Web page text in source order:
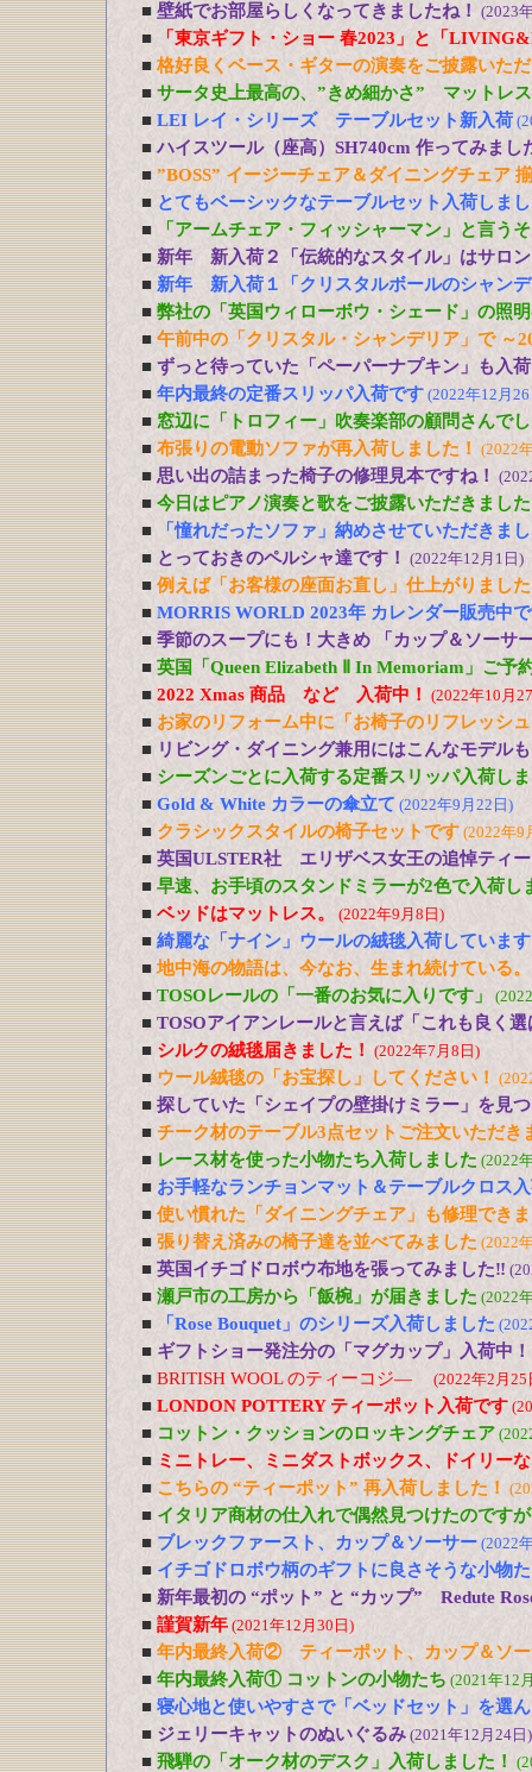
■ 壁紙でお部屋らしくなってきましたね！ (2023
■
「東京ギフト・ショー 春2023」と「
■ 格好良くベース・ギターの演奏をご披露いた
■ サータ史上最高の、”きめ細かさ” マットレ
■ LEI レイ・シリーズ テーブルセット新入荷
■ ハイスツール（座高）SH740cm 作ってみまし
■ ”BOSS” イージーチェア＆ダイニングチェア
■ とてもベーシックなテーブルセット入荷しま
■
「アームチェア・フィッシャーマン」と言う
■ 新年 新入荷２「伝統的なスタイル」はサロ
■ 新年 新入荷１「クリスタルボールのシャン
■ 弊社の「英国ウィローボウ・シェード」の照
■ 午前中の「クリスタル・シャンデリア」で ～
■ ずっと待っていた「ペーパーナプキン」も入
■ 年内最終の定番スリッパ入荷です (2022年12月
■ 窓辺に「トロフィー」吹奏楽部の顧問さんで
■ 布張りの電動ソファが再入荷しました！ (2022
■ 思い出の詰まった椅子の修理見本ですね！
■ 今日はピアノ演奏と歌をご披露いただきまし
■
「憧れだったソファ」納めさせていただきま
■ とっておきのペルシャ達です！ (2022年12月1日)
■ 例えば「お客様の座面お直し」仕上がりました
■ MORRIS WORLD 2023年 カレンダー販売中
■ 季節のスープにも！大きめ 「カップ＆ソーサ
■ 英国「Queen Elizabeth Ⅱ In Memoriam」ご予
■ 2022 Xmas 商品 など 入荷中！ (2022年10月
■ お家のリフォーム中に「お椅子のリフレッシ
■ リビング・ダイニング兼用にはこんなモデルも
■ シーズンごとに入荷する定番スリッパ入荷し
■ Gold & White カラーの傘立て (2022年9月22日)
■ クラシックスタイルの椅子セットです (2022年9
■ 英国ULSTER社 エリザベス女王の追悼ティ
■ 早速、お手頃のスタンドミラーが2色で入荷し
■ ベッドはマットレス。 (2022年9月8日)
■ 綺麗な「ナイン」ウールの絨毯入荷しています
■ 地中海の物語は、今なお、生まれ続けている
■ TOSOレールの「一番のお気に入りです」
■ TOSOアイアンレールと言えば「これも良く
■ シルクの絨毯届きました！ (2022年7月8日)
■ ウール絨毯の「お宝探し」してください！
■ 探していた「シェイプの壁掛けミラー」を見
■ チーク材のテーブル3点セットご注文いただき
■ レース材を使った小物たち入荷しました (2022
■ お手軽なランチョンマット＆テーブルクロス
■ 使い慣れた「ダイニングチェア」も修理でき
■ 張り替え済みの椅子達を並べてみました (2022
■ 英国イチゴドロボウ布地を張ってみました‼
■ 瀬戸市の工房から「飯椀」が届きました (2022
■ 「Rose Bouquet」のシリーズ入荷しました
■ ギフトショー発注分の「マグカップ」入荷中！
■ BRITISH WOOL のティーコジ― (2022年2月25
■ LONDON POTTERY ティーポット入荷です
■ コットン・クッションのロッキングチェア
■ ミニトレー、ミニダストボックス、ドイリー
■ こちらの “ティーポット” 再入荷しました！
■ イタリア商材の仕入れで偶然見つけたのです
■ ブレックファースト、カップ＆ソーサー (2022
■ イチゴドロボウ柄のギフトに良さそうな小物
■ 新年最初の “ポット” と “カップ” Redute
■ 謹賀新年 (2021年12月30日)
■ 年内最終入荷② ティーポット、カップ＆ソー
■ 年内最終入荷① コットンの小物たち (2021年12
■ 寝心地と使いやすさで「ベッドセット」を選
■ ジェリーキャットのぬいぐるみ (2021年12月24日)
■ 飛騨の「オーク材のデスク」入荷しました！